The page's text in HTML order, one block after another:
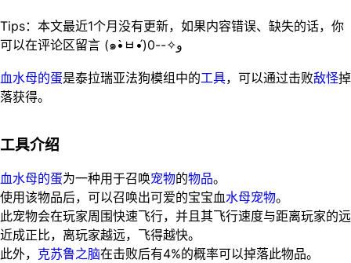
Tips：本文最近1个月没有更新，如果内容错误、缺失的话，你
可以在评论区留言 (๑•̀ㅂ•́)و✧--0
血水母的蛋是泰拉瑞亚法狗模组中的工具，可以通过击败敌怪掉
落获得。
工具介绍
血水母的蛋为一种用于召唤宠物的物品。
使用该物品后，可以召唤出可爱的宝宝血水母宠物。
此宠物会在玩家周围快速飞行，并且其飞行速度与距离玩家的远
近成正比，离玩家越远，飞得越快。
此外， 克苏鲁之脑在击败后有4%的概率可以掉落此物品。